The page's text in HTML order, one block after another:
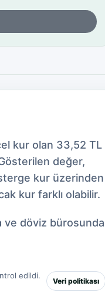
kur olan 33,52 TL
değer,
kur üzerinden
kur farklı olabilir.
ve döviz
edildi.
Veri politikası